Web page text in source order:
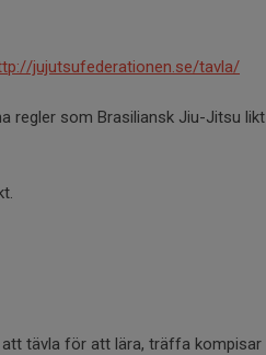
jujutsufederationen.se/tavla/
regler som Brasiliansk Jiu-Jitsu likt
tävla för att lära, träffa kompisar